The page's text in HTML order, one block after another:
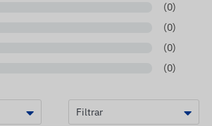
(0)
(0)
(0)
(0)